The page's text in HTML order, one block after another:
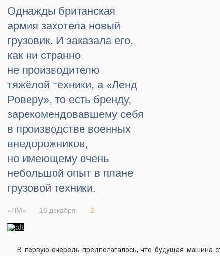
Однажды британская
армия захотела новый
грузовик. И заказала его,
как ни странно,
не производителю
тяжёлой техники, а «Ленд
Роверу», то есть бренду,
зарекомендовавшему себя
в производстве военных
внедорожников,
но имеющему очень
небольшой опыт в плане
грузовой техники.
«ПМ» 16 декабря 2
В первую очередь предполагалось, что будущая машина